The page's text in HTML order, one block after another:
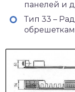
панелей и
Тип 33 –